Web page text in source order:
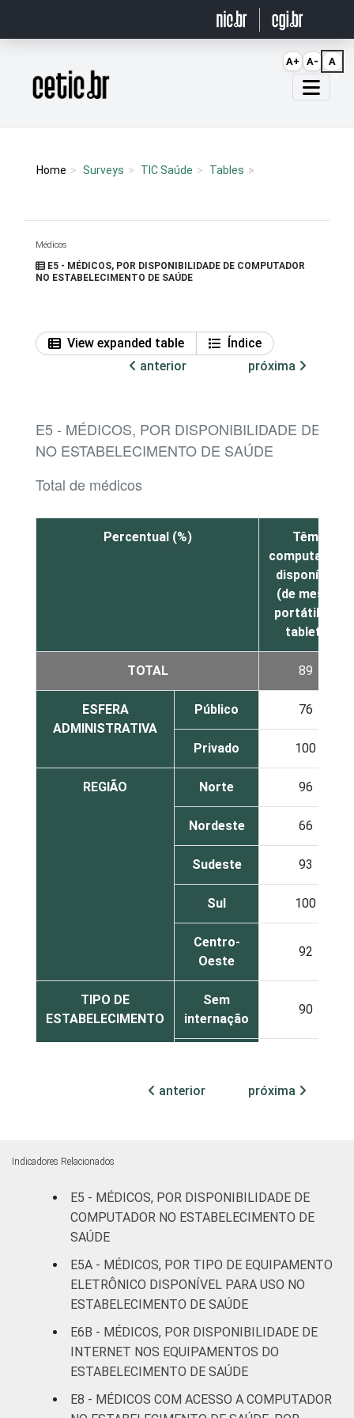
Página inicial
Home Surveys TIC Saúde Tables
Médicos
E5 - MÉDICOS, POR DISPONIBILIDADE DE COMPUTADOR
NO ESTABELECIMENTO DE SAÚDE
View expanded table
Índice
anterior
próxima
E5 - MÉDICOS, POR DISPONIBILIDADE DE
NO ESTABELECIMENTO DE SAÚDE
Total de médicos
Percentual (%)
Têm
computador
disponível
(de mesa,
portátil ou
tablet)
TOTAL 89
ESFERA
ADMINISTRATIVA
Público 76
Privado 100
REGIÃO Norte 96
Nordeste 66
Sudeste 93
Sul 100
Centro-
Oeste
92
TIPO DE
ESTABELECIMENTO
Sem
internação
90
(até 50
50
(mais de
50 leitos)
apoio à
diagnose e
terapia
-
IDENTIFICAÇÃO DE
UNIDADE BÁSICA
UBS
anterior próxima
Indicadores Relacionados
E5 - MÉDICOS, POR DISPONIBILIDADE DE
COMPUTADOR NO ESTABELECIMENTO DE
SAÚDE
E5A - MÉDICOS, POR TIPO DE EQUIPAMENTO
ELETRÔNICO DISPONÍVEL PARA USO NO
ESTABELECIMENTO DE SAÚDE
E6B - MÉDICOS, POR DISPONIBILIDADE DE
INTERNET NOS EQUIPAMENTOS DO
ESTABELECIMENTO DE SAÚDE
E8 - MÉDICOS COM ACESSO A COMPUTADOR
A+ A- A